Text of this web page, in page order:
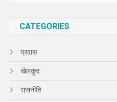
CATEGORIES
प्रवास
खेलकुद
राजनीति